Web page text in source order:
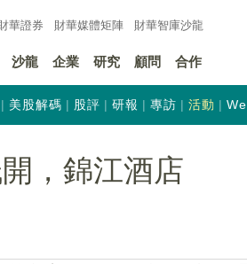
財華證券 財華媒體矩陣 財華智庫沙龍
沙龍 企業 研究 顧問 合作
美股解碼 股評 研報 專訪 活動
，錦江酒店